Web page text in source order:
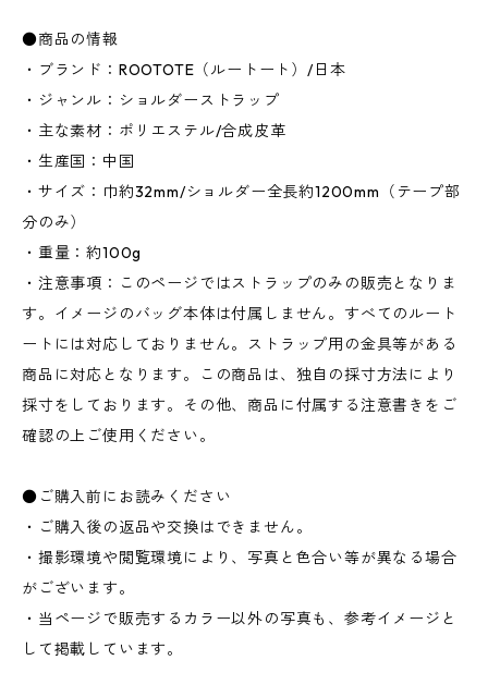
●商品の情報
・ブランド：ROOTOTE（ルートート）/日本
・ジャンル：ショルダーストラップ
・主な素材：ポリエステル/合成皮革
・生産国：中国
・サイズ：巾約32mm/ショルダー全長約1200mm（テープ部
分のみ）
・重量：約100g
・注意事項：このページではストラップのみの販売となりま
す。イメージのバッグ本体は付属しません。すべてのルート
ートには対応しておりません。ストラップ用の金具等がある
商品に対応となります。この商品は、独自の採寸方法により
採寸をしております。その他、商品に付属する注意書きをご
確認の上ご使用ください。
●ご購入前にお読みください
・ご購入後の返品や交換はできません。
・撮影環境や閲覧環境により、写真と色合い等が異なる場合
がございます。
・当ページで販売するカラー以外の写真も、参考イメージと
して掲載しています。